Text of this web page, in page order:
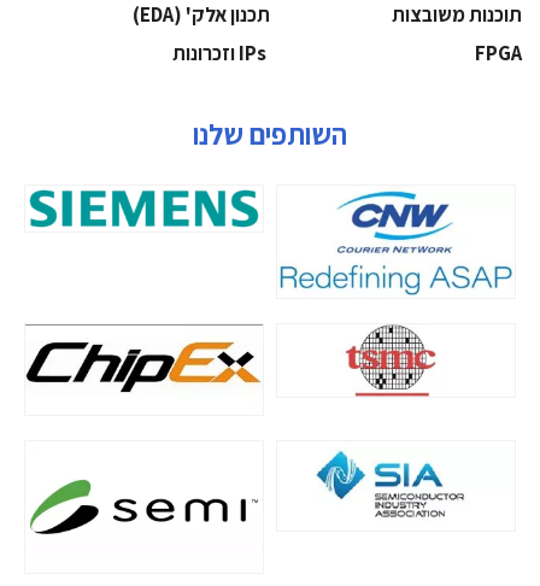
‫תוכנות משובצות‬
‫תכנון אלק' (‪(EDA‬‬
‫‪FPGA‬‬
השותפים שלנו